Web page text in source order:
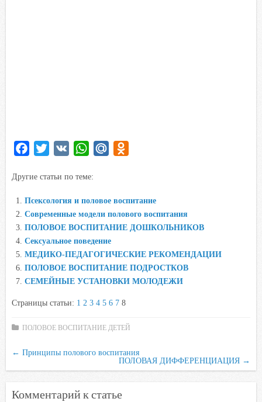
c
b
o
o
k
i
e
r
W
a
A
p
p
R
u
s
s
n
i
Другие статьи по теме:
Псексология и половое воспитание
Современные модели полового воспитания
ПОЛОВОЕ ВОСПИТАНИЕ ДОШКОЛЬНИКОВ
Сексуальное поведение
МЕДИКО-ПЕДАГОГИЧЕСКИЕ РЕКОМЕНДАЦИИ
ПОЛОВОЕ ВОСПИТАНИЕ ПОДРОСТКОВ
СЕМЕЙНЫЕ УСТАНОВКИ МОЛОДЕЖИ
Страницы статьи: 1 2 3 4 5 6 7 8
ПОЛОВОЕ ВОСПИТАНИЕ ДЕТЕЙ
← Принципы полового воспитания
ПОЛОВАЯ ДИФФЕРЕНЦИАЦИЯ →
Комментарий к статье